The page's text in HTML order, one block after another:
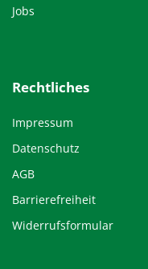
Jobs
Rechtliches
Impressum
Datenschutz
AGB
Barrierefreiheit
Widerrufsformular